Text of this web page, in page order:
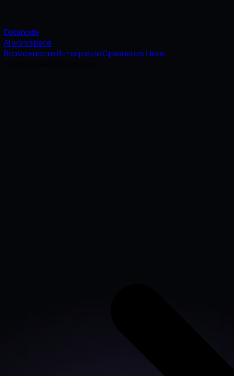
Datanode
AI workspace
ВозможностиИнтеграцииСравнениеЦены